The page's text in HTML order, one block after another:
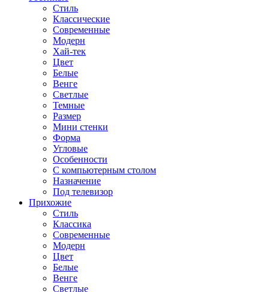
Стиль
Классические
Современные
Модерн
Хай-тек
Цвет
Белые
Венге
Светлые
Темные
Размер
Мини стенки
Форма
Угловые
Особенности
С компьютерным столом
Назначение
Под телевизор
Прихожие
Стиль
Классика
Современные
Модерн
Цвет
Белые
Венге
Светлые